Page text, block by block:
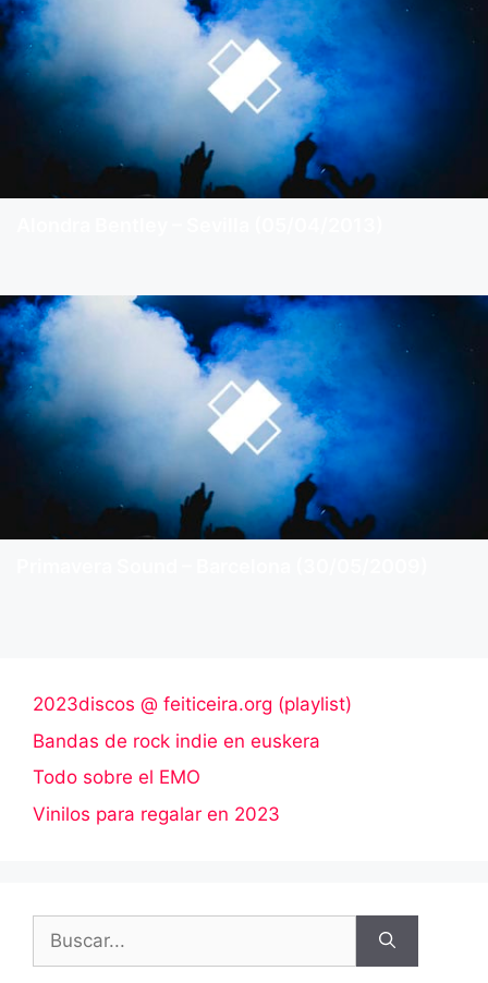
2023discos @ feiticeira.org (playlist)
Bandas de rock indie en euskera
Todo sobre el EMO
Vinilos para regalar en 2023